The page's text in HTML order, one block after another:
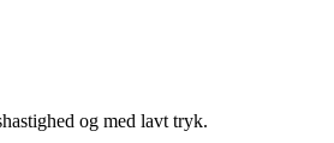
og med lavt tryk.